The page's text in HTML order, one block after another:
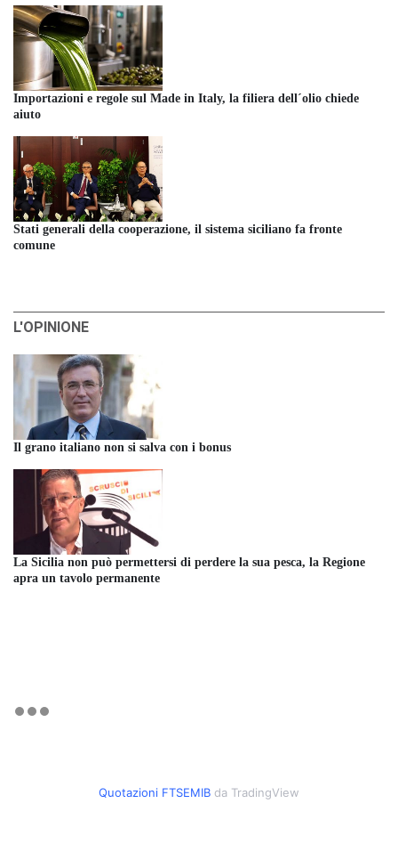
Importazioni e regole sul Made in Italy, la filiera dell´olio chiede
aiuto
Stati generali della cooperazione, il sistema siciliano fa fronte
comune
L'OPINIONE
Il grano italiano non si salva con i bonus
La Sicilia non può permettersi di perdere la sua pesca, la Regione
apra un tavolo permanente
Quotazioni FTSEMIB da TradingView